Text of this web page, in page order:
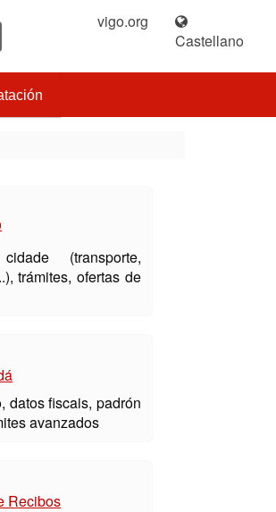
vigo.org
Castellano
(transporte,
trámites, ofertas de
datos fiscais, padrón
avanzados
Recibos